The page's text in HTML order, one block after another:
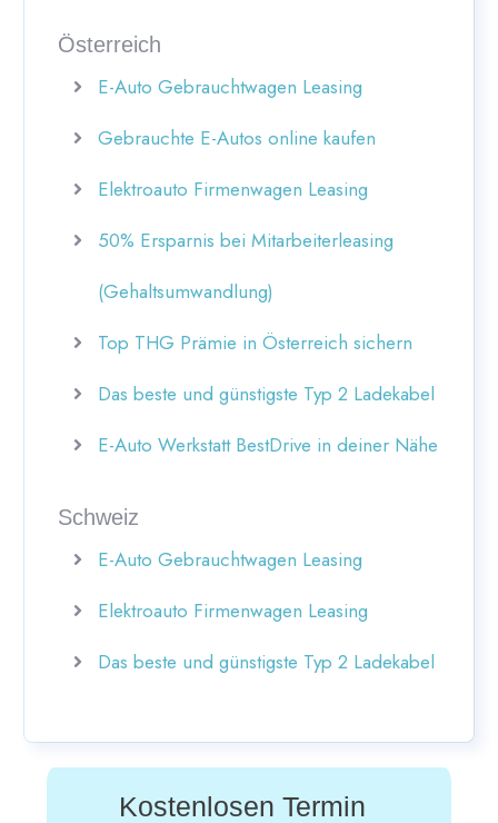
Österreich
E-Auto Gebrauchtwagen Leasing
Gebrauchte E-Autos online kaufen
Elektroauto Firmenwagen Leasing
50% Ersparnis bei Mitarbeiterleasing
(Gehaltsumwandlung)
Top THG Prämie in Österreich sichern
Das beste und günstigste Typ 2 Ladekabel
E-Auto Werkstatt BestDrive in deiner Nähe
Schweiz
E-Auto Gebrauchtwagen Leasing
Elektroauto Firmenwagen Leasing
Das beste und günstigste Typ 2 Ladekabel
Kostenlosen Termin